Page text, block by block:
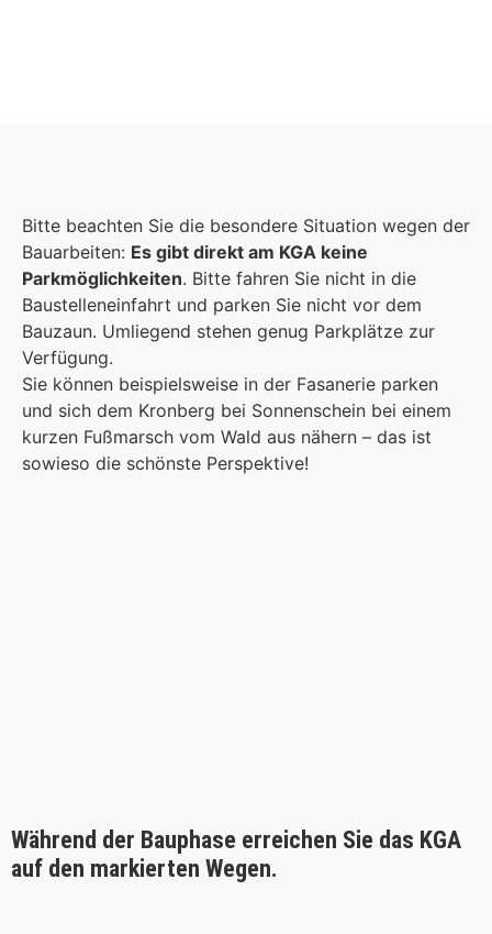
eine starke Gemeinschaft.
Foto: KGA CC
Mehr erfahren
Bitte beachten Sie die besondere Situation wegen der
Bauarbeiten: Es gibt direkt am KGA keine
Parkmöglichkeiten. Bitte fahren Sie nicht in die
Baustelleneinfahrt und parken Sie nicht vor dem
Bauzaun. Umliegend stehen genug Parkplätze zur
Verfügung.
Sie können beispielsweise in der Fasanerie parken
und sich dem Kronberg bei Sonnenschein bei einem
kurzen Fußmarsch vom Wald aus nähern – das ist
sowieso die schönste Perspektive!
Während der Bauphase erreichen Sie das KGA
auf den markierten Wegen.